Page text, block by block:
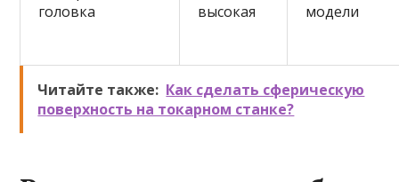
головка
высокая
модели
Читайте также: Как сделать сферическую
поверхность на токарном станке?